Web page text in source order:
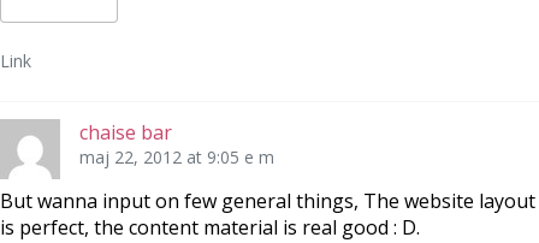
Link
chaise bar
maj 22, 2012 at 9:05 e m
But wanna input on few general things, The website layout
is perfect, the content material is real good : D.